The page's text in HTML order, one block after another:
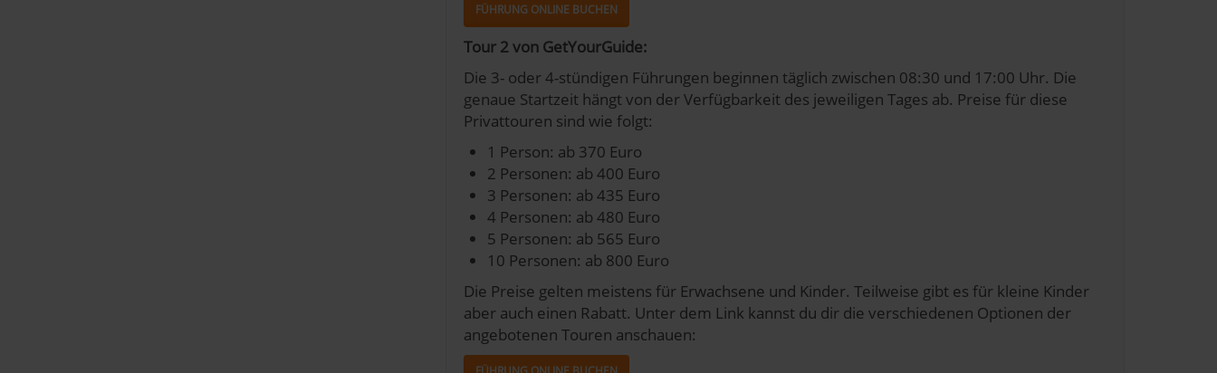
FÜHRUNG ONLINE BUCHEN
Tour 2 von GetYourGuide:
Die 3- oder 4-stündigen Führungen beginnen täglich zwischen 08:30 und 17:00 Uhr. Die
genaue Startzeit hängt von der Verfügbarkeit des jeweiligen Tages ab. Preise für diese
Privattouren sind wie folgt:
1 Person: ab 370 Euro
2 Personen: ab 400 Euro
3 Personen: ab 435 Euro
4 Personen: ab 480 Euro
5 Personen: ab 565 Euro
10 Personen: ab 800 Euro
Die Preise gelten meistens für Erwachsene und Kinder. Teilweise gibt es für kleine Kinder
aber auch einen Rabatt. Unter dem Link kannst du dir die verschiedenen Optionen der
angebotenen Touren anschauen: